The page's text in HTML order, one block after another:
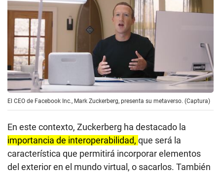
El CEO de Facebook Inc., Mark Zuckerberg, presenta su metaverso. (Captura)
En este contexto, Zuckerberg ha destacado la
importancia de interoperabilidad, que será la
característica que permitirá incorporar elementos
del exterior en el mundo virtual, o sacarlos. También